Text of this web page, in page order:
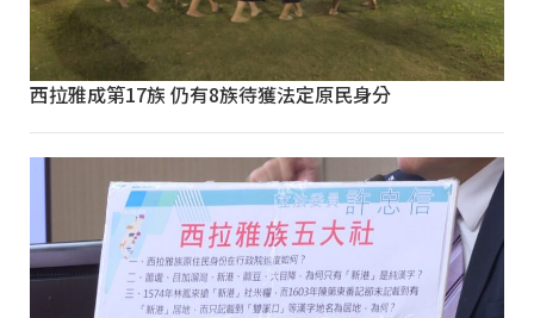
西拉雅成第17族 仍有8族待獲法定原民身分